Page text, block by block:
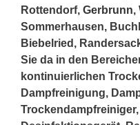
Rottendorf, Gerbrunn,
Sommerhausen,
Biebelried,
Sie da in den
kontinuierlichen
Dampfreinigung,